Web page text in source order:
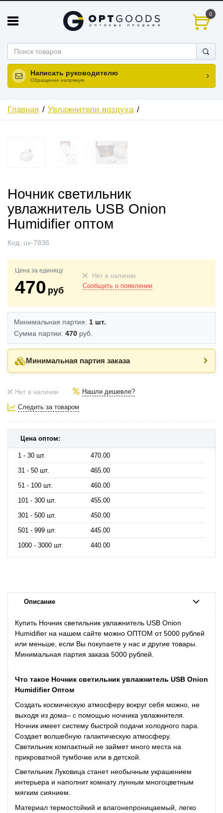
0
Написать руководителю
Обращение напрямую
Главная Увлажнители воздуха
Ночник светильник
увлажнитель USB Onion
Humidifier оптом
Код: uv-7836
Цена за единицу
470 руб
Нет в наличии
Сообщить о появлении
Минимальная партия: 1 шт.
Сумма партии: 470 руб.
Минимальная партия заказа
Нет в наличии Нашли дешевле?
Следить за товаром
Цена оптом:
1 - 30 шт.
470.00
31 - 50 шт.
465.00
51 - 100 шт.
460.00
101 - 300 шт.
455.00
301 - 500 шт.
450.00
501 - 999 шт.
445.00
1000 - 3000 шт.
440.00
Описание
Купить Ночник светильник увлажнитель USB Onion
Humidifier на нашем сайте можно ОПТОМ от 5000 рублей
или меньше, если Вы покупаете у нас и другие товары.
Минимальная партия заказа 5000 рублей.
Что такое Ночник светильник увлажнитель USB Onion
Humidifier Оптом
Создать космическую атмосферу вокруг себя можно, не
выходя из дома– с помощью ночника увлажнителя.
Ночник имеет систему быстрой подачи холодного пара.
Создает волшебную галактическую атмосферу.
Светильник компактный не займет много места на
прикроватной тумбочке или в детской.
Светильник Луковица станет необычным украшением
интерьера и наполнит комнату лунным многоцветным
мягким сиянием.
Материал термостойкий и влагонепроницаемый, легко